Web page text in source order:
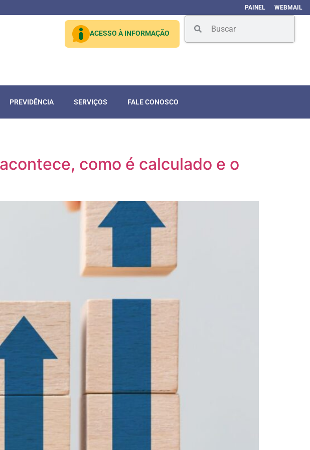
PAINEL WEBMAIL
ACESSO À INFORMAÇÃO
PREVIDÊNCIA SERVIÇOS FALE CONOSCO
como é calculado e o